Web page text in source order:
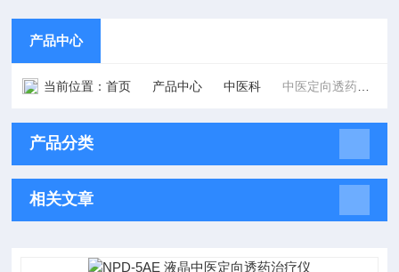
产品中心
当前位置：首页 产品中心 中医科 中医定向透药治疗仪
产品分类
相关文章